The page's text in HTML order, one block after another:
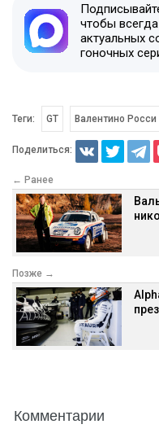
чтобы
актуальных
гоночных
Теги: GT Валентино Росси
Поделиться:
← Ранее
Позже →
Комментарии